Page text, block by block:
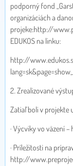
podporný fond
organizáciách a
projeke:http://
EDUKOS na linku:
http://
2. Zrealizované
Zatiaľ boli v projekte
· Výcviky vo väzení
· Príležitosti na
http://